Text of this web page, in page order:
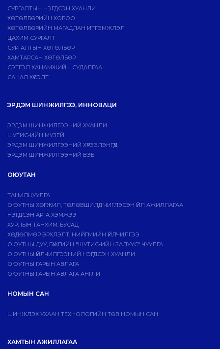
СУРГАЛТЫН НЭГДСЭН ХУАНЛИ
ХӨТӨЛБӨРИЙН ХОРОО
ХӨТӨЛБӨРИЙН МАГАДЛАН ИТГЭМЖЛЭЛ
ЦАХИМ СУРГАЛТ
СУРГАЛТЫН ХӨТӨЛБӨР
ХАМТАРСАН ХӨТӨЛБӨР
СЭТГЭЛ ХАНАМЖИЙН СУДАЛГАА
САНАЛ ХҮСЭЛТ
ЭРДЭМ ШИНЖИЛГЭЭ, ИННОВАЦИ
ЭРДЭМ ШИНЖИЛГЭЭНИЙ ХУАНЛИ
ШУТИС-ИЙН МУЗЕЙ
ЭРДЭМ ШИНЖИЛГЭЭНИЙ ХҮРЭЭЛЭНГҮҮД
ЭРДЭМ ШИНЖИЛГЭЭНИЙ ВЭБ
ОЮУТАН
ТАНИЛЦУУЛГА
ОЮУТНЫ ХӨГЖИЛ, ТӨЛӨВШИЛД ЧИГЛЭСЭН ҮЙЛ АЖИЛЛАГАА
НЭГДСЭН АРГА ХЭМЖЭЭ
ХУРЛЫН ТАНХИМ, БУСАД
ХӨДӨЛМӨР ЭРХЛЭЛТ, НИЙГМИЙН ҮЙЛЧИЛГЭЭ
ОЮУТНЫ ДУУ, БҮЖГИЙН "ШУТИС-ИЙН ЗАЛУУС" ЧУУЛГА
ОЮУТНЫ ҮЙЛЧИЛГЭЭНИЙ НЭГДСЭН ХУАНЛИ
ОЮУТНЫ ГАРЫН АВЛАГА
ОЮУТНЫ ГАРЫН АВЛАГА АНГЛИ
НОМЫН САН
ШИНЖЛЭХ УХААН ТЕХНОЛОГИЙН ТӨВ НОМЫН САН
ХАМТЫН АЖИЛЛАГАА